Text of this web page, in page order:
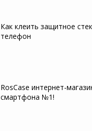
Как клеить защитное
телефон
RosCase интернет-
смартфона №1!